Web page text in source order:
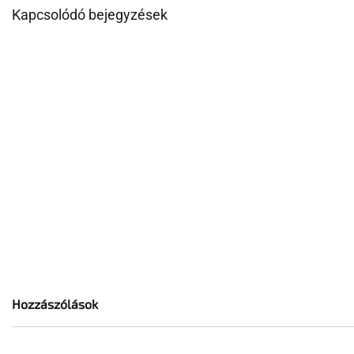
Kapcsolódó bejegyzések
Hozzászólások